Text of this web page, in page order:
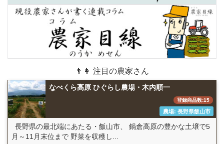
👨👩 注目の農家さん
なべくら高原 ひぐらし農場・木内順一
登録商品数:15
農場: 長野県飯山市
長野県の最北端にあたる・飯山市、 鍋倉高原の豊かな土壌で5
月～11月末位まで 野菜を収穫し...